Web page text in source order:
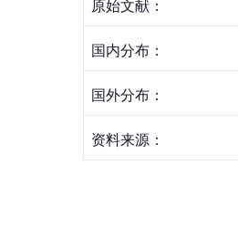
原始文献：
国内分布：
国外分布：
资料来源：